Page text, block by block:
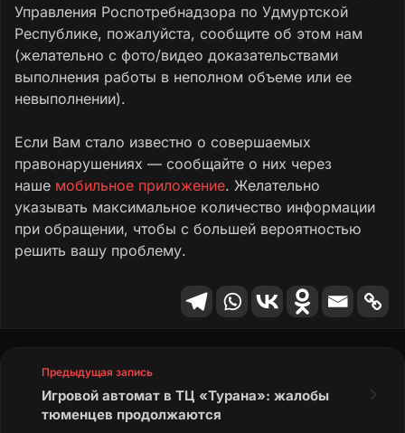
Управления Роспотребнадзора по Удмуртской
Республике, пожалуйста, сообщите об этом нам
(желательно с фото/видео доказательствами
выполнения работы в неполном объеме или ее
невыполнении).
Если Вам стало известно о совершаемых
правонарушениях — сообщайте о них через
наше мобильное приложение. Желательно
указывать максимальное количество информации
при обращении, чтобы с большей вероятностью
решить вашу проблему.
Предыдущая запись
Игровой автомат в ТЦ «Турана»: жалобы
тюменцев продолжаются